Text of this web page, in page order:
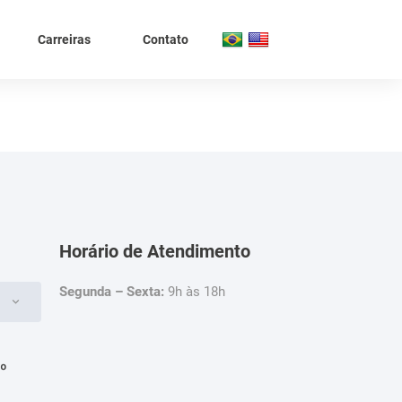
Carreiras Contato
Horário de Atendimento
Segunda – Sexta: 9h às 18h